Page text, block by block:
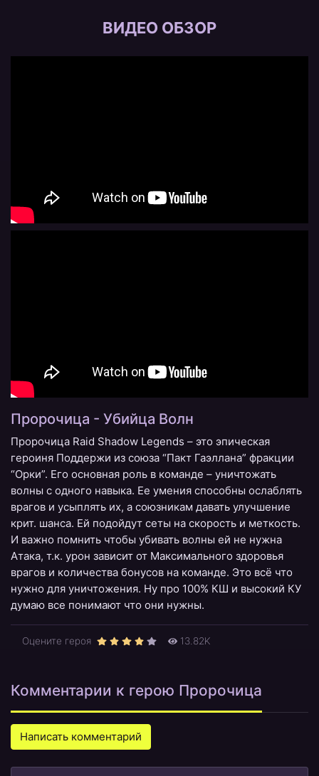
ВИДЕО ОБЗОР
Пророчица - Убийца Волн
Пророчица Raid Shadow Legends – это эпическая
героиня Поддержи из союза “Пакт Гаэллана” фракции
“Орки”. Его основная роль в команде – уничтожать
волны с одного навыка. Ее умения способны ослаблять
врагов и усыплять их, а союзникам давать улучшение
крит. шанса. Ей подойдут сеты на скорость и меткость.
И важно помнить чтобы убивать волны ей не нужна
Атака, т.к. урон зависит от Максимального здоровья
врагов и количества бонусов на команде. Это всё что
нужно для уничтожения. Ну про 100% КШ и высокий КУ
думаю все понимают что они нужны.
Оцените героя 13.82K
Комментарии к герою Пророчица
Написать комментарий